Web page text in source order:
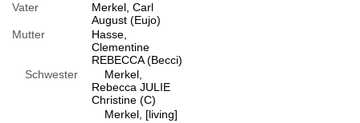
Vater
Merkel, Carl
August (Eujo)
Mutter
Hasse,
Clementine
REBECCA (Becci)
Schwester
Merkel,
Rebecca JULIE
Christine (C)
Merkel, [living]